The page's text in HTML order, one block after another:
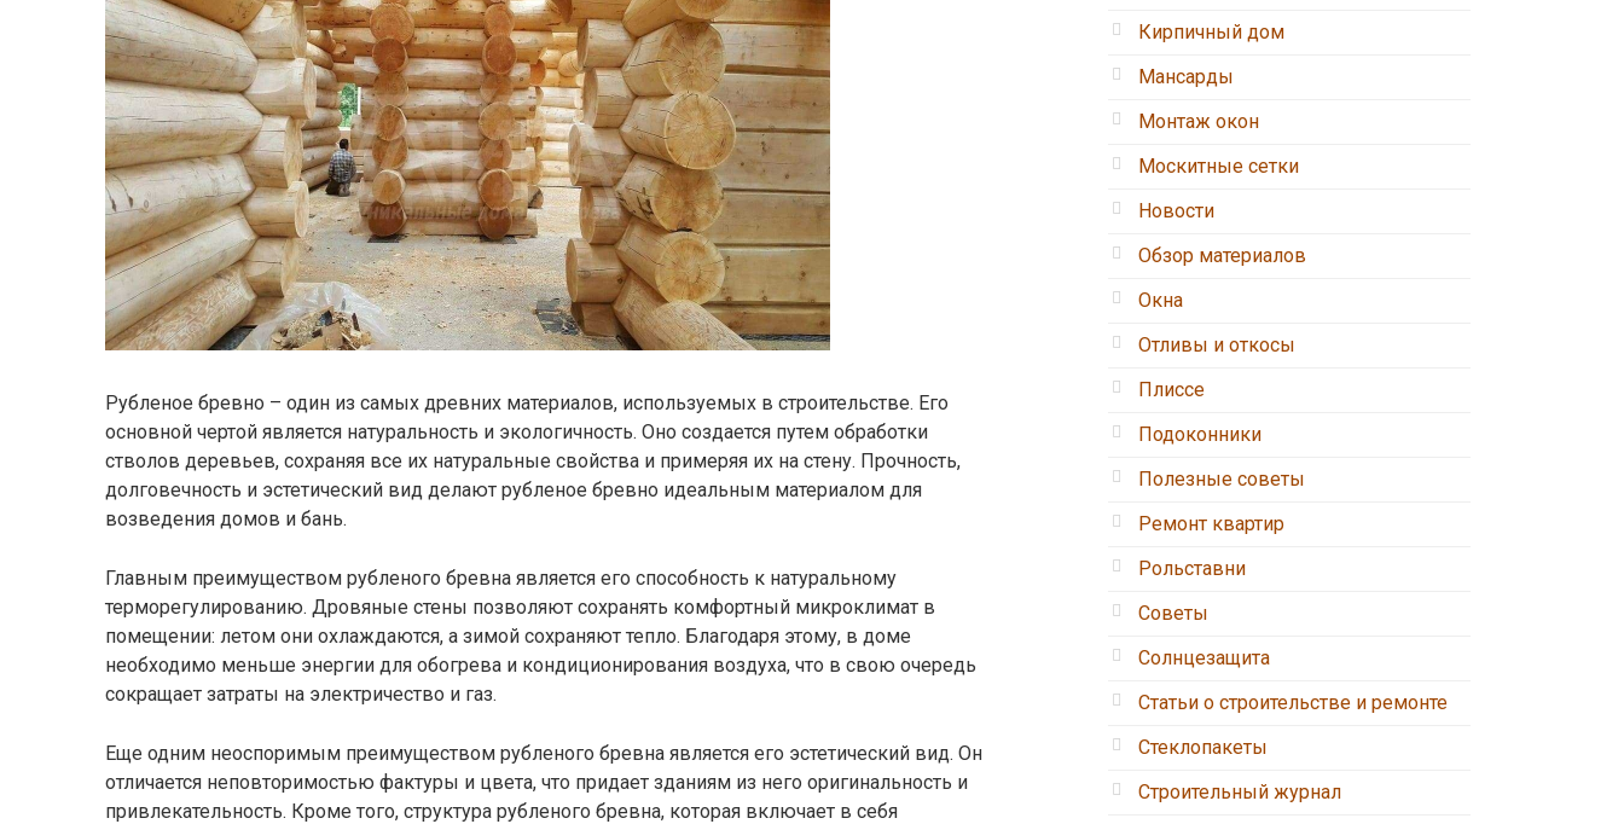
Рубленое бревно – один из самых древних материалов, используемых в строительстве. Его
основной чертой является натуральность и экологичность. Оно создается путем обработки
стволов деревьев, сохраняя все их натуральные свойства и примеряя их на стену. Прочность,
долговечность и эстетический вид делают рубленое бревно идеальным материалом для
возведения домов и бань.
Главным преимуществом рубленого бревна является его способность к натуральному
терморегулированию. Дровяные стены позволяют сохранять комфортный микроклимат в
помещении: летом они охлаждаются, а зимой сохраняют тепло. Благодаря этому, в доме
необходимо меньше энергии для обогрева и кондиционирования воздуха, что в свою очередь
сокращает затраты на электричество и газ.
Еще одним неоспоримым преимуществом рубленого бревна является его эстетический вид. Он
отличается неповторимостью фактуры и цвета, что придает зданиям из него оригинальность и
привлекательность. Кроме того, структура рубленого бревна, которая включает в себя
Кирпичный дом
Мансарды
Монтаж окон
Москитные сетки
Новости
Обзор материалов
Окна
Отливы и откосы
Плиссе
Подоконники
Полезные советы
Ремонт квартир
Рольставни
Советы
Солнцезащита
Статьи о строительстве и ремонте
Стеклопакеты
Строительный журнал